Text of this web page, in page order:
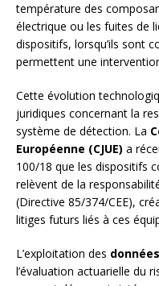
température des
électrique ou les fuites de
dispositifs, lorsqu’ils sont
permettent une
Cette évolution
juridiques concernant la
système de détection. La
Européenne (CJUE) a
100/18 que les dispositifs
relèvent de la
(Directive 85/374/CEE),
litiges futurs liés à ces
L’exploitation des
l’évaluation actuarielle du